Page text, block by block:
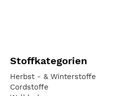
Stoffkategorien
Herbst - & Winterstoffe
Cordstoffe